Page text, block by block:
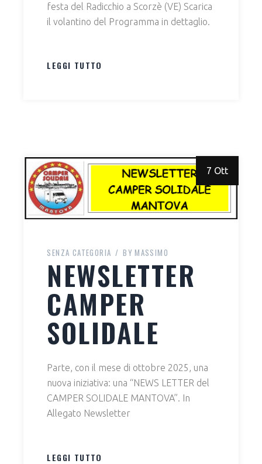
festa del Radicchio a Scorzè (VE) Scarica
il volantino del Programma in dettaglio.
LEGGI TUTTO
7 Ott
SENZA CATEGORIA BY MASSIMO
NEWSLETTER
CAMPER
SOLIDALE
Parte, con il mese di ottobre 2025, una
nuova iniziativa: una “NEWS LETTER del
CAMPER SOLIDALE MANTOVA”. In
Allegato Newsletter
LEGGI TUTTO